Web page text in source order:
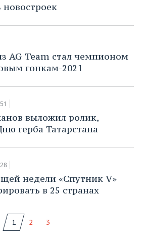
новостроек
AG Team стал чемпионом
гонкам-2021
выложил ролик,
герба Татарстана
недели «Спутник V»
в 25 странах
1 2 3